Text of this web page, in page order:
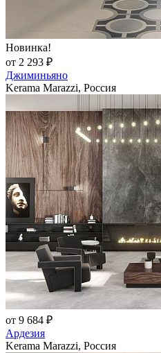
Новинка!
от 2 293 ₽
Джиминьяно
Kerama Marazzi, Россия
от 9 684 ₽
Ардезия
Kerama Marazzi, Россия